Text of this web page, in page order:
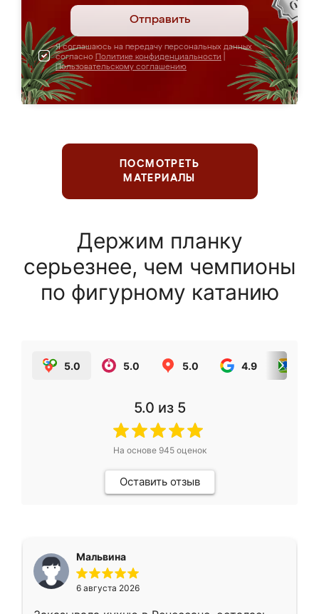
Отправить
Я соглашаюсь на передачу персональных данных
согласно Политике конфиденциальности
Пользовательскому соглашению
ПОСМОТРЕТЬ
МАТЕРИАЛЫ
Держим планку
серьезнее, чем чемпионы
по фигурному катанию
5.0 5.0 5.0 4.9
5.0 из 5
На основе 945оценок
Оставить отзыв
Мальвина
6 августа 2026